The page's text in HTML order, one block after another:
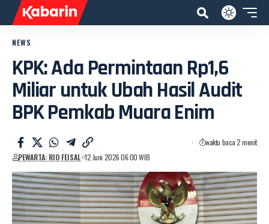
NEWS
KPK: Ada Permintaan Rp1,6
Miliar untuk Ubah Hasil Audit
BPK Pemkab Muara Enim
PEWARTA: RIO FEISAL 12 Juni 2026 06:00 WIB
waktu baca 2 menit